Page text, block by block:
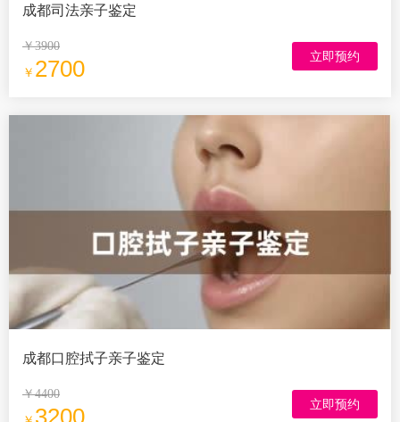
成都司法亲子鉴定
￥3900
￥ 2700 立即预约
成都口腔拭子亲子鉴定
￥4400
立即预约